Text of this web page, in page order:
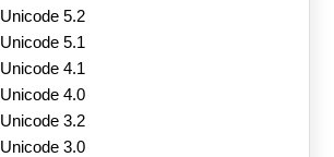
Unicode 5.2
Unicode 5.1
Unicode 4.1
Unicode 4.0
Unicode 3.2
Unicode 3.0